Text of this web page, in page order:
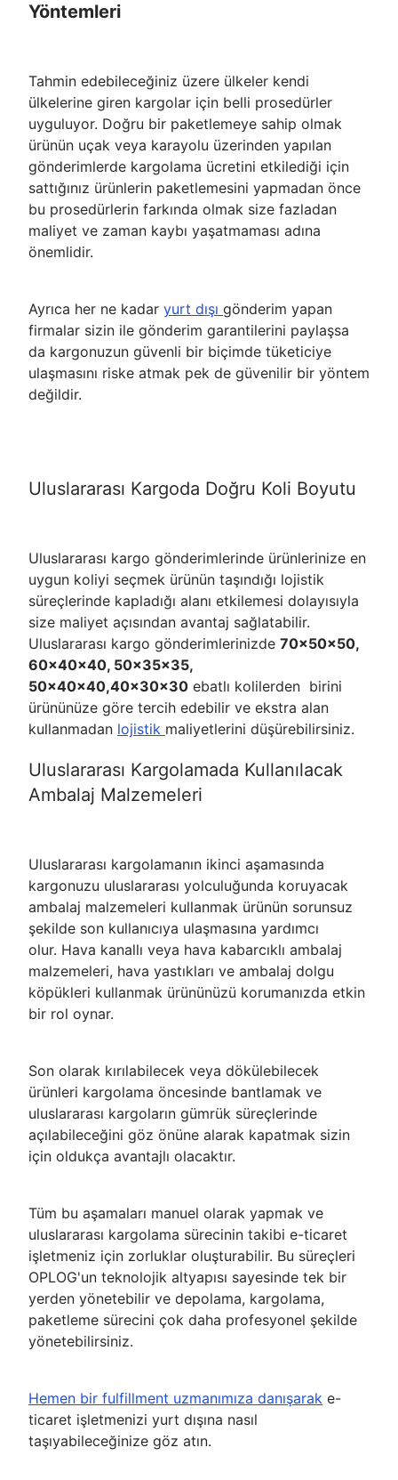
Yöntemleri
Tahmin edebileceğiniz üzere ülkeler kendi
ülkelerine giren kargolar için belli prosedürler
uyguluyor. Doğru bir paketlemeye sahip olmak
ürünün uçak veya karayolu üzerinden yapılan
gönderimlerde kargolama ücretini etkilediği için
sattığınız ürünlerin paketlemesini yapmadan önce
bu prosedürlerin farkında olmak size fazladan
maliyet ve zaman kaybı yaşatmaması adına
önemlidir.
Ayrıca her ne kadar yurt dışı gönderim yapan
firmalar sizin ile gönderim garantilerini paylaşsa
da kargonuzun güvenli bir biçimde tüketiciye
ulaşmasını riske atmak pek de güvenilir bir yöntem
değildir.
Uluslararası Kargoda Doğru Koli Boyutu
Uluslararası kargo gönderimlerinde ürünlerinize en
uygun koliyi seçmek ürünün taşındığı lojistik
süreçlerinde kapladığı alanı etkilemesi dolayısıyla
size maliyet açısından avantaj sağlatabilir.
Uluslararası kargo gönderimlerinizde 70x50x50,
60x40x40, 50x35x35,
50x40x40,40x30x30 ebatlı kolilerden birini
ürününüze göre tercih edebilir ve ekstra alan
kullanmadan lojistik maliyetlerini düşürebilirsiniz.
Uluslararası Kargolamada Kullanılacak
Ambalaj Malzemeleri
Uluslararası kargolamanın ikinci aşamasında
kargonuzu uluslararası yolculuğunda koruyacak
ambalaj malzemeleri kullanmak ürünün sorunsuz
şekilde son kullanıcıya ulaşmasına yardımcı
olur. Hava kanallı veya hava kabarcıklı ambalaj
malzemeleri, hava yastıkları ve ambalaj dolgu
köpükleri kullanmak ürününüzü korumanızda etkin
bir rol oynar.
Son olarak kırılabilecek veya dökülebilecek
ürünleri kargolama öncesinde bantlamak ve
uluslararası kargoların gümrük süreçlerinde
açılabileceğini göz önüne alarak kapatmak sizin
için oldukça avantajlı olacaktır.
Tüm bu aşamaları manuel olarak yapmak ve
uluslararası kargolama sürecinin takibi e-ticaret
işletmeniz için zorluklar oluşturabilir. Bu süreçleri
OPLOG'un teknolojik altyapısı sayesinde tek bir
yerden yönetebilir ve depolama, kargolama,
paketleme sürecini çok daha profesyonel şekilde
yönetebilirsiniz.
Hemen bir fulfillment uzmanımıza danışarak e-
ticaret işletmenizi yurt dışına nasıl
taşıyabileceğinize göz atın.